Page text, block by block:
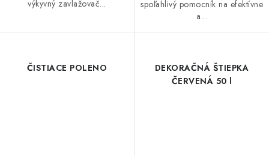
výkyvný zavlažovač...
spoľahlivý pomocník na efektívne
a...
ČISTIACE POLENO
DEKORAČNÁ ŠTIEPKA
ČERVENÁ 50 l